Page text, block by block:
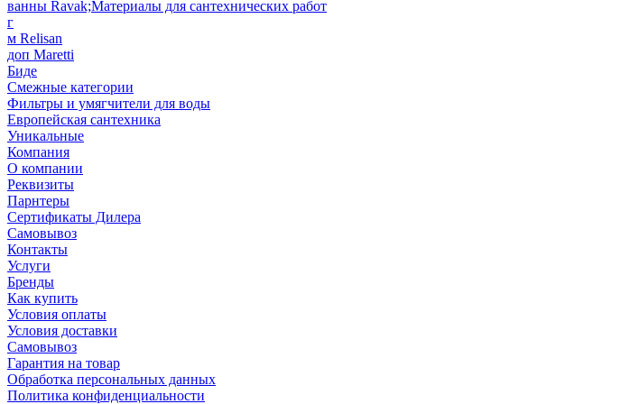
ванны Ravak;Материалы для сантехнических работ
г
м Relisan
доп Maretti
Биде
Смежные категории
Фильтры и умягчители для воды
Европейская сантехника
Уникальные
Компания
О компании
Реквизиты
Парнтеры
Сертификаты Дилера
Самовывоз
Контакты
Услуги
Бренды
Как купить
Условия оплаты
Условия доставки
Самовывоз
Гарантия на товар
Обработка персональных данных
Политика конфиденциальности